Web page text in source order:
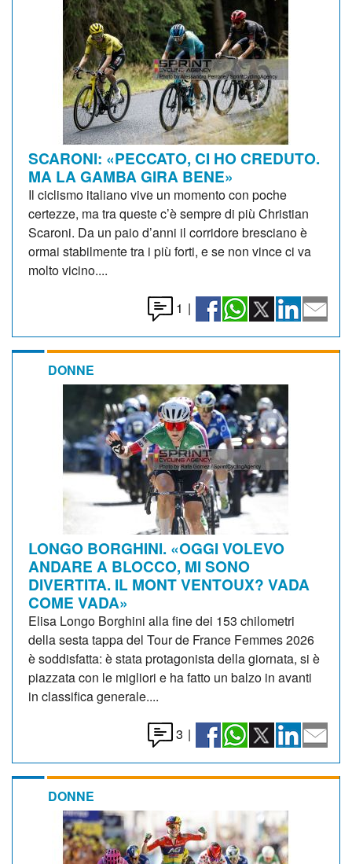
SCARONI: «PECCATO, CI HO CREDUTO.
MA LA GAMBA GIRA BENE»
Il ciclismo italiano vive un momento con poche
certezze, ma tra queste c’è sempre di più Christian
Scaroni. Da un paio d’anni il corridore bresciano è
ormai stabilmente tra i più forti, e se non vince ci va
molto vicino....
1 |
DONNE
LONGO BORGHINI. «OGGI VOLEVO
ANDARE A BLOCCO, MI SONO
DIVERTITA. IL MONT VENTOUX? VADA
COME VADA»
Elisa Longo Borghini alla fine dei 153 chilometri
della sesta tappa del Tour de France Femmes 2026
è soddisfatta: è stata protagonista della giornata, si è
piazzata con le migliori e ha fatto un balzo in avanti
in classifica generale....
3 |
DONNE